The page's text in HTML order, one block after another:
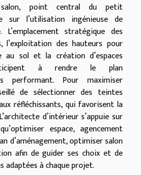
salon, point central du petit
sur l’utilisation ingénieuse de
stratégique des
l’exploitation des hauteurs pour
sol et la création d’espaces
à rendre le plan
performant. Pour maximiser
de sélectionner des teintes
réfléchissants, qui favorisent la
d’intérieur s’appuie sur
espace, agencement
d’aménagement, optimiser salon
afin de guider ses choix et de
adaptées à chaque projet.